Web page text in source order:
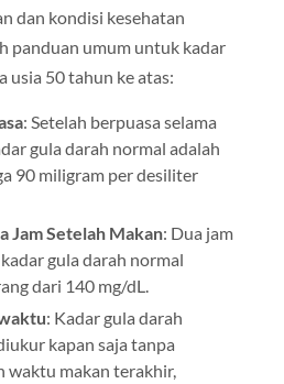
dan kondisi kesehatan
panduan umum untuk kadar
usia 50 tahun ke atas:
: Setelah berpuasa selama
gula darah normal adalah
90 miligram per desiliter
Jam Setelah Makan: Dua jam
gula darah normal
dari 140 mg/dL.
: Kadar gula darah
kapan saja tanpa
waktu makan terakhir,